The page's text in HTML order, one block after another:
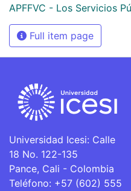
APFFVC - Los Servicios
Full item page
Universidad Icesi: Calle
18 No. 122-135
Pance, Cali - Colombia
Teléfono: +57 (602) 555